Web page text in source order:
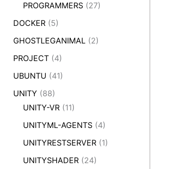
PROGRAMMERS(27)
DOCKER(5)
GHOSTLEGANIMAL(2)
PROJECT(4)
UBUNTU (41)
UNITY (88)
UNITY-VR(11)
UNITYML-AGENTS(4)
UNITYRESTSERVER(1)
UNITYSHADER(24)